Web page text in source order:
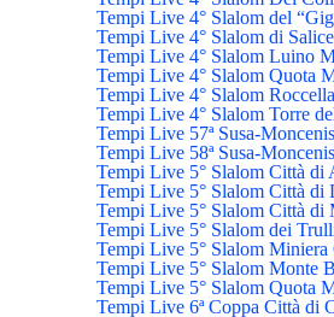
Tempi Live 4° Slalom del
Tempi Live 4° Slalom di Salice
Tempi Live 4° Slalom Luino
Tempi Live 4° Slalom Quota
Tempi Live 4° Slalom
Tempi Live 4° Slalom Torre
Tempi Live 57ª Susa-
Tempi Live 58ª Susa-
Tempi Live 5° Slalom Città di
Tempi Live 5° Slalom Città di
Tempi Live 5° Slalom Città di
Tempi Live 5° Slalom dei
Tempi Live 5° Slalom
Tempi Live 5° Slalom Monte
Tempi Live 5° Slalom Quota
Tempi Live 6ª Coppa Città di